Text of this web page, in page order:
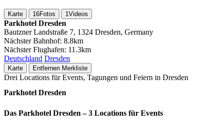
Karte 16Fotos 1Videos
Parkhotel Dresden
Bautzner Landstraße 7, 1324 Dresden, Germany
Nächster Bahnhof: 8.8km
Nächster Flughafen: 11.3km
Deutschland Dresden
Karte Entfernen Merkliste
Drei Locations für Events, Tagungen und Feiern in Dresden
Parkhotel Dresden
Das Parkhotel Dresden – 3 Locations für Events